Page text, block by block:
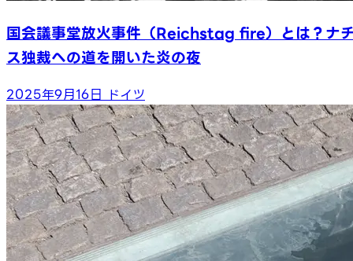
国会議事堂放火事件（Reichstag fire）とは？ナ
ス独裁への道を開いた炎の夜
2025年9月16日 ドイツ